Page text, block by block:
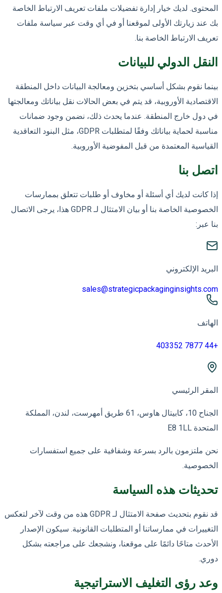
المحتوى. لديك خيار إدارة تفضيلات ملفات تعريف الارتباط الخاصة
بك عند زيارتك الأولى لموقعنا أو في أي وقت عبر سياسة ملفات
تعريف الارتباط الخاصة بنا.
النقل الدولي للبيانات
بينما نقوم بشكل أساسي بتخزين ومعالجة البيانات داخل المنطقة
الاقتصادية الأوروبية، قد يتم في بعض الحالات نقل بياناتك ومعالجتها
في دول خارج المنطقة. عندما يحدث ذلك، نضمن وجود ضمانات
مناسبة لحماية بياناتك وفقًا لمتطلبات GDPR، مثل البنود التعاقدية
القياسية المعتمدة من قبل المفوضية الأوروبية.
اتصل بنا
إذا كانت لديك أي أسئلة أو مخاوف أو طلبات تتعلق بممارسات
الخصوصية الخاصة بنا أو بيان الامتثال لـ GDPR هذا، يرجى الاتصال
بنا عبر:
البريد الإلكتروني
sales@strategicpackaginginsights.com
الهاتف
+44 7877 403352
المقر الرئيسي
الجناح 10، كابيتال هاوس، 61 طريق أمهرست، لندن، المملكة
المتحدة E8 1LL
نحن ملتزمون بالرد بسرعة وشفافية على جميع استفسارات
الخصوصية.
تحديثات هذه السياسة
قد نقوم بتحديث صفحة الامتثال لـ GDPR هذه من وقت لآخر لتعكس
التغييرات في ممارساتنا أو المتطلبات القانونية. سيكون الإصدار
الأحدث متاحًا دائمًا على موقعنا، ونشجعك على مراجعته بشكل
دوري.
وعد رؤى التغليف الاستراتيجية